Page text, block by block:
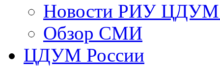
Новости РИУ ЦДУМ
Обзор СМИ
ЦДУМ России